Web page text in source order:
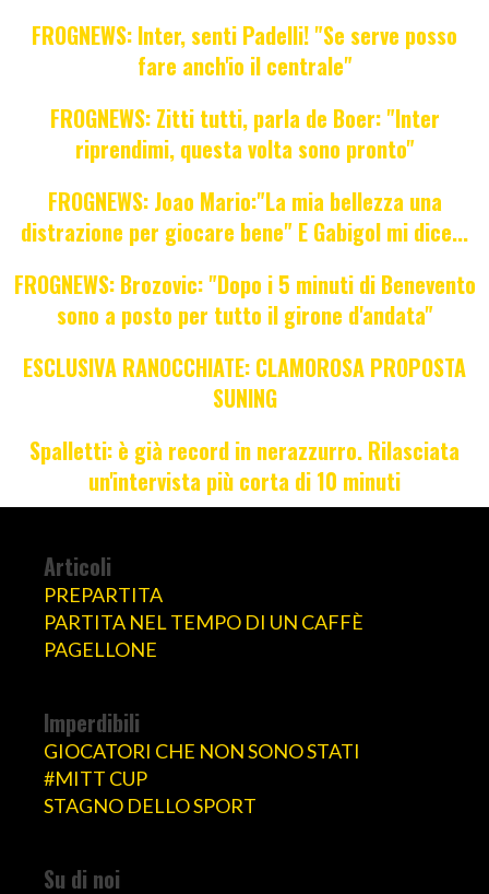
FROGNEWS: Inter, senti Padelli! "Se serve posso
fare anch'io il centrale"
FROGNEWS: Zitti tutti, parla de Boer: "Inter
riprendimi, questa volta sono pronto"
FROGNEWS: Joao Mario:"La mia bellezza una
distrazione per giocare bene" E Gabigol mi dice...
FROGNEWS: Brozovic: "Dopo i 5 minuti di Benevento
sono a posto per tutto il girone d'andata"
ESCLUSIVA RANOCCHIATE: CLAMOROSA PROPOSTA
SUNING
Spalletti: è già record in nerazzurro. Rilasciata
un'intervista più corta di 10 minuti
Articoli
PREPARTITA
PARTITA NEL TEMPO DI UN CAFFÈ
PAGELLONE
Imperdibili
GIOCATORI CHE NON SONO STATI
#MITT CUP
STAGNO DELLO SPORT
Su di noi